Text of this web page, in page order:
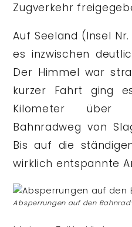
Zugverkehr
Auf Seeland (Insel
es inzwischen
Der Himmel war
kurzer Fahrt ging
Kilometer über
Bahnradweg von
Bis auf die
wirklich entspannte
Absperrungen auf den